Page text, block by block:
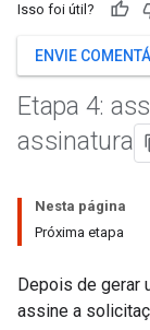
Isso foi útil?
ENVIE
Etapa 4:
assinatura
Nesta página
Próxima etapa
Depois de gerar
assine a